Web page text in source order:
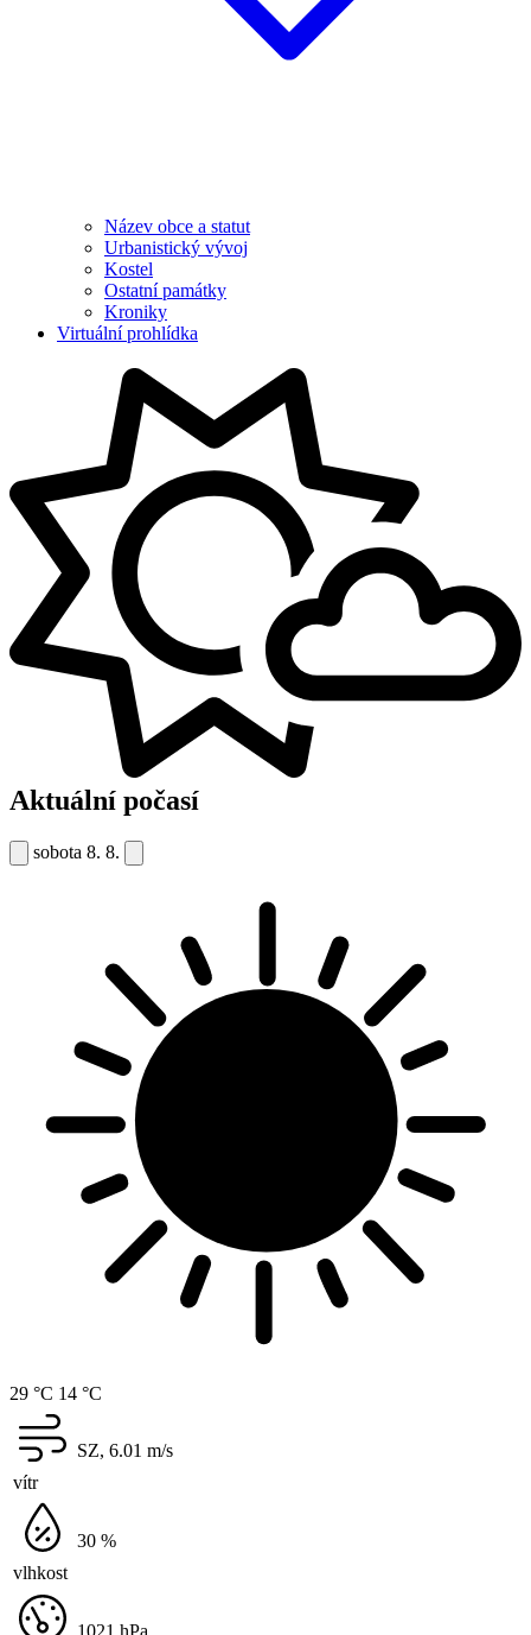
Název obce a statut
Urbanistický vývoj
Kostel
Ostatní památky
Kroniky
Virtuální prohlídka
Aktuální počasí
sobota 8. 8.
29 °C 14 °C
vítr
SZ, 6.01 m/s
vlhkost
30 %
1021 hPa